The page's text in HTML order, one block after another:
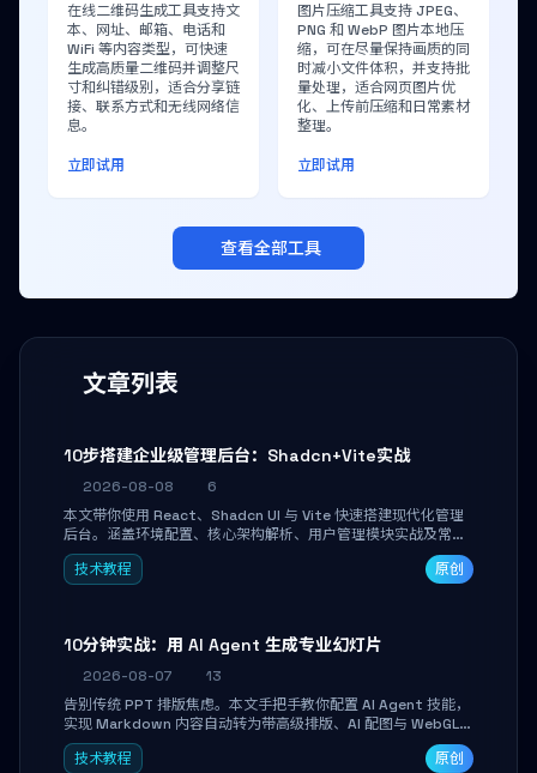
文章列表
10步搭建企业级管理后台：Shadcn+Vite实战
2026-08-08
6
本文带你使用 React、Shadcn UI 与 Vite 快速搭建现代化管理
后台。涵盖环境配置、核心架构解析、用户管理模块实战及常见
踩坑指南。学完即可独立完成仪表盘搭建、组件拼装与主题定
制，满足企业级开发需求。
技术教程 原创
10分钟实战：用 AI Agent 生成专业幻灯片
2026-08-07
13
告别传统 PPT 排版焦虑。本文手把手教你配置 AI Agent 技能，
实现 Markdown 内容自动转为带高级排版、AI 配图与 WebGL
运行时的 HTML 幻灯片。只需专注内容，10 分钟即可产出可投
屏的专业级演示文稿。
技术教程 原创
在线二维码生成工具支持文
本、网址、邮箱、电话和
WiFi 等内容类型，可快速
生成高质量二维码并调整尺
寸和纠错级别，适合分享链
接、联系方式和无线网络信
息。
立即试用
图片压缩工具支持 JPEG、
PNG 和 WebP 图片本地压
缩，可在尽量保持画质的同
时减小文件体积，并支持批
量处理，适合网页图片优
化、上传前压缩和日常素材
整理。
立即试用
查看全部工具